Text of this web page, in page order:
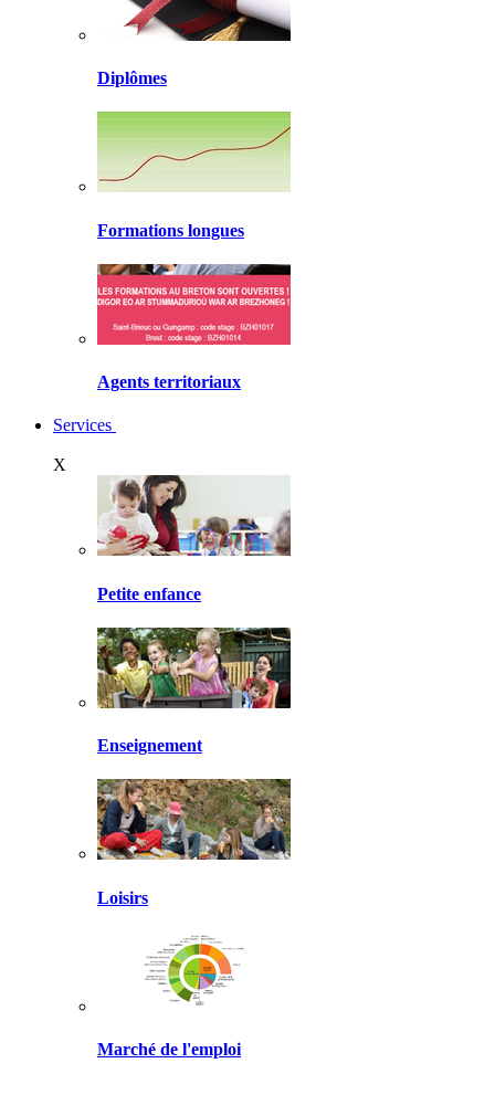
Diplômes
Formations longues
Agents territoriaux
Services
X
Petite enfance
Enseignement
Loisirs
Marché de l'emploi